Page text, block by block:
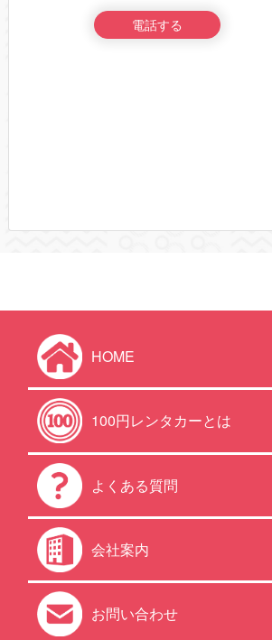
電話する
HOME
100円レンタカーとは
よくある質問
会社案内
お問い合わせ